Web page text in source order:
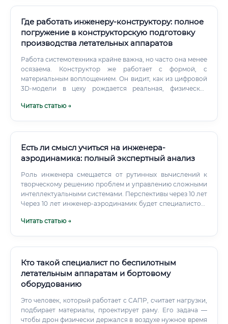
Где работать инженеру-конструктору: полное
погружение в конструкторскую подготовку
производства летательных аппаратов
Работа системотехника крайне важна, но часто она менее
осязаема. Конструктор же работает с формой, с
материальным воплощением. Он видит, как из цифровой
3D-модели в цеху рождается реальная, физическая
Читать статью →
Есть ли смысл учиться на инженера-
аэродинамика: полный экспертный анализ
Роль инженера смещается от рутинных вычислений к
творческому решению проблем и управлению сложными
интеллектуальными системами. Перспективы через 10 лет
Через 10 лет инженер-аэродинамик будет специалистом,
цифровыми двойниками, использует ИИ для
Читать статью →
Кто такой специалист по беспилотным
летательным аппаратам и бортовому
оборудованию
Это человек, который работает с САПР, считает нагрузки,
подбирает материалы, проектирует раму. Его задача —
чтобы дрон физически держался в воздухе нужное время